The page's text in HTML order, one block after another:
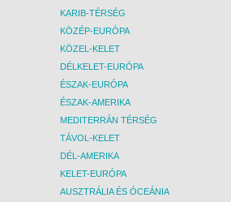
KARIB-TÉRSÉG
KÖZÉP-EURÓPA
KÖZEL-KELET
DÉLKELET-EURÓPA
ÉSZAK-EURÓPA
ÉSZAK-AMERIKA
MEDITERRÁN TÉRSÉG
TÁVOL-KELET
DÉL-AMERIKA
KELET-EURÓPA
AUSZTRÁLIA ÉS ÓCEÁNIA